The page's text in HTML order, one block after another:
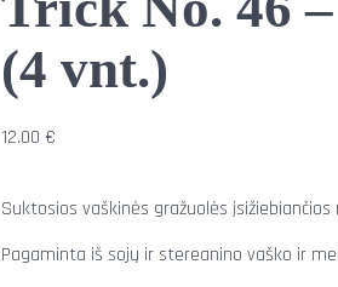
(4 vnt.)
12.00 €
Suktosios vaškinės gražuolės
Pagaminta iš sojų ir stereanino vaško ir